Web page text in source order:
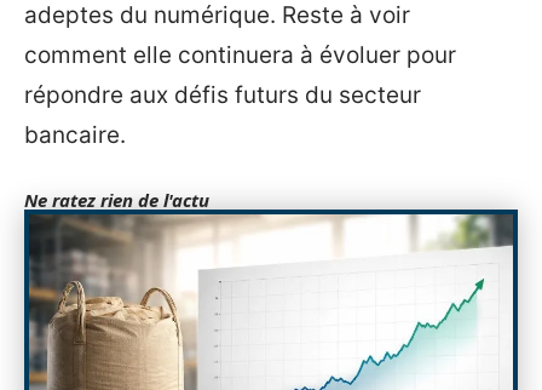
adeptes du numérique. Reste à voir
comment elle continuera à évoluer pour
répondre aux défis futurs du secteur
bancaire.
Ne ratez rien de l'actu